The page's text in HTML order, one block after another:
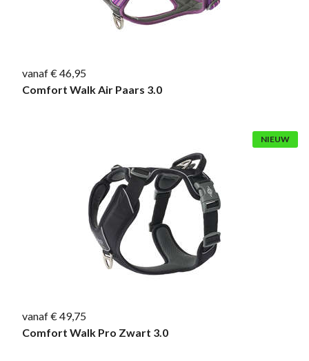
vanaf € 46,95
Comfort Walk Air Paars 3.0
NIEUW
vanaf € 49,75
Comfort Walk Pro Zwart 3.0